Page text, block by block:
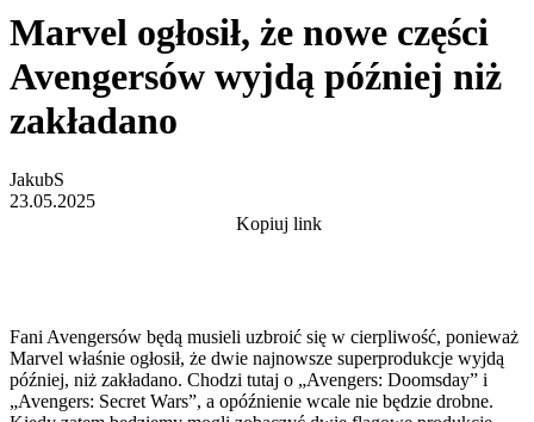
Marvel ogłosił, że nowe części
Avengersów wyjdą później niż
zakładano
JakubS
23.05.2025
Kopiuj link
Fani Avengersów będą musieli uzbroić się w cierpliwość, ponieważ
Marvel właśnie ogłosił, że dwie najnowsze superprodukcje wyjdą
później, niż zakładano. Chodzi tutaj o „Avengers: Doomsday” i
„Avengers: Secret Wars”, a opóźnienie wcale nie będzie drobne.